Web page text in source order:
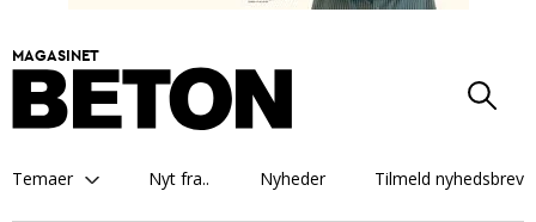
MAGASINET
Temaer Nyt fra.. Nyheder Tilmeld nyhedsbrev